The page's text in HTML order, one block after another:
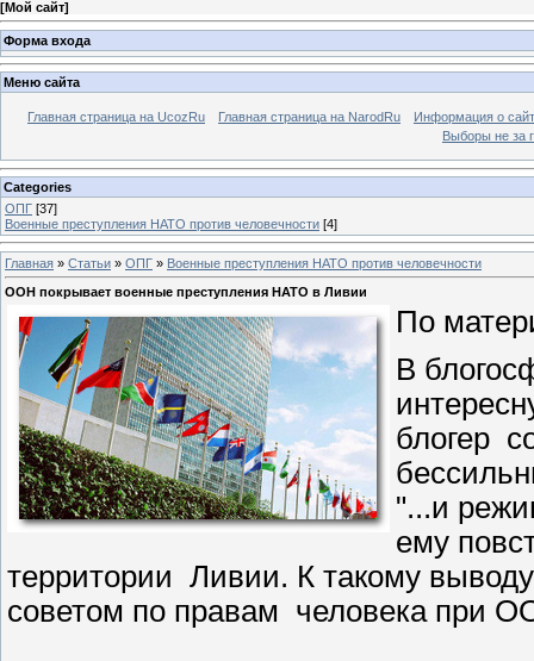
[Мой сайт]
Форма входа
Меню сайта
Главная страница на UcozRu Главная страница на NarodRu
Информация о
Выборы не за
Categories
ОПГ [37]
Военные преступления НАТО против человечности [4]
Главная » Статьи » ОПГ » Военные преступления НАТО против человечности
ООН покрывает военные преступления НАТО в Ливии
По
В
блогер
"...и
ему
территории Ливии. К такому
советом по правам человека при